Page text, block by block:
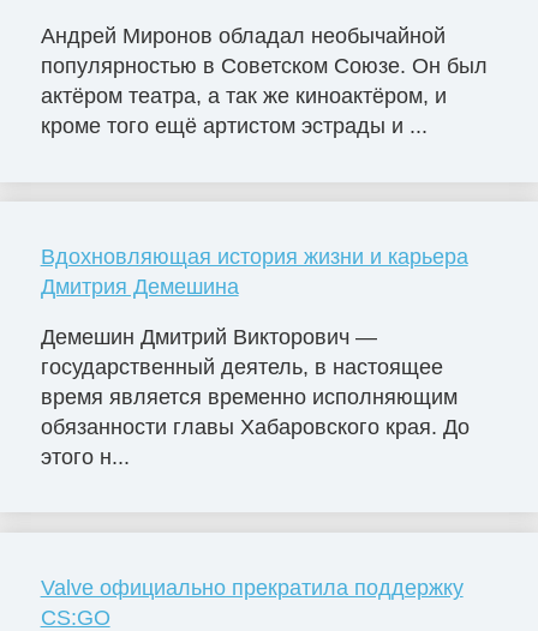
Андрей Миронов обладал необычайной
популярностью в Советском Союзе. Он был
актёром театра, а так же киноактёром, и
кроме того ещё артистом эстрады и ...
Вдохновляющая история жизни и карьера
Дмитрия Демешина
Демешин Дмитрий Викторович —
государственный деятель, в настоящее
время является временно исполняющим
обязанности главы Хабаровского края. До
этого н...
Valve официально прекратила поддержку
CS:GO